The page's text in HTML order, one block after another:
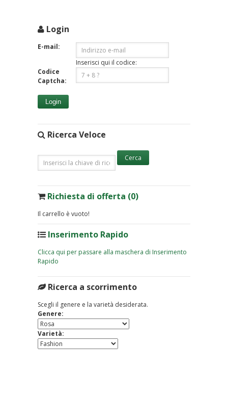
Login
E-mail:
Codice
Captcha:
Inserisci qui il codice:
Login
Ricerca Veloce
Richiesta di offerta (0)
Il carrello è vuoto!
Inserimento Rapido
Clicca qui per passare alla maschera di Inserimento
Rapido
Ricerca a scorrimento
Scegli il genere e la varietà desiderata.
Genere:
Varietà: